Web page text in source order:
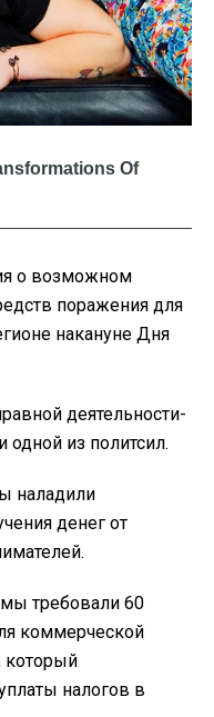
о возможном
поражения для
накануне Дня
деятельности-
одной из политсил.
наладили
денег от
требовали 60
коммерческой
который
налогов в